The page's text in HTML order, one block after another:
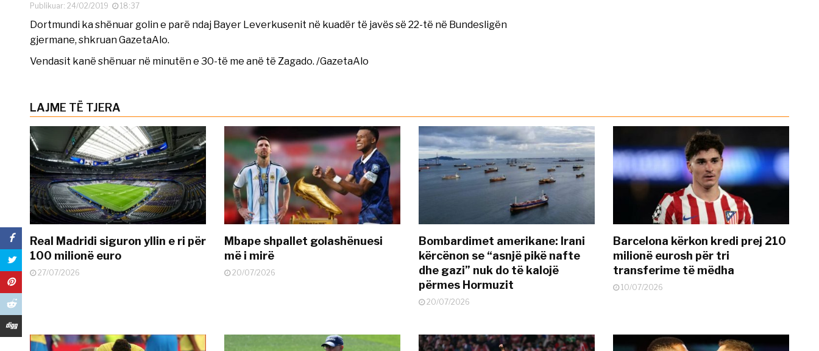
Publikuar: 24/02/2019
18:37
Dortmundi ka shënuar golin e parë ndaj Bayer Leverkusenit në kuadër të javës së 22-të në Bundesligën
gjermane, shkruan GazetaAlo.
Vendasit kanë shënuar në minutën e 30-të me anë të Zagado. /GazetaAlo
LAJME TË TJERA
Real Madridi siguron yllin e ri për
100 milionë euro
27/07/2026
Mbape shpallet golashënuesi
më i mirë
20/07/2026
Bombardimet amerikane: Irani
kërcënon se “asnjë pikë nafte
dhe gazi” nuk do të kalojë
përmes Hormuzit
20/07/2026
Barcelona kërkon kredi prej 210
milionë eurosh për tri
transferime të mëdha
10/07/2026